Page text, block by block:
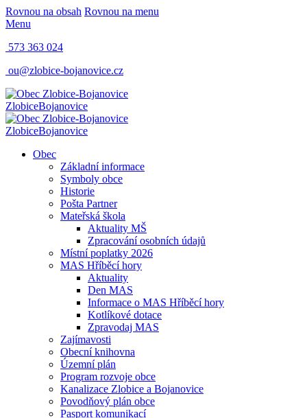
Rovnou na obsah Rovnou na menu
Menu
573 363 024
ou@zlobice-bojanovice.cz
ZlobiceBojanovice
ZlobiceBojanovice
Obec
Základní informace
Symboly obce
Historie
Pošta Partner
Mateřská škola
Aktuality MŠ
Zpracování osobních údajů
Místní poplatky 2026
MAS Hříběcí hory
Aktuality
Den MAS
Informace o MAS Hříběcí hory
Kotlíkové dotace
Zpravodaj MAS
Zajímavosti
Obecní knihovna
Územní plán
Program rozvoje obce
Kanalizace Zlobice a Bojanovice
Povodňový plán obce
Pasport komunikací